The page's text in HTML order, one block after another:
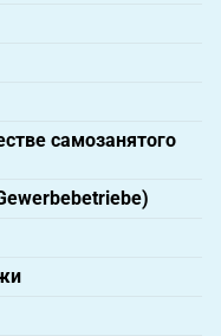
самозанятого